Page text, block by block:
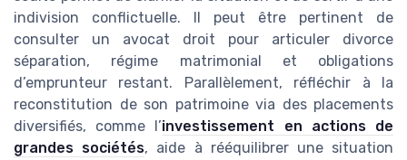
indivision conflictuelle. Il peut être pertinent de
consulter un avocat droit pour articuler divorce
séparation, régime matrimonial et obligations
d’emprunteur restant. Parallèlement, réfléchir à la
reconstitution de son patrimoine via des placements
diversifiés, comme l’investissement en actions de
grandes sociétés, aide à rééquilibrer une situation